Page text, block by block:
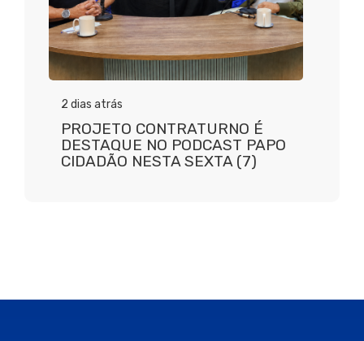
2 dias atrás
PROJETO CONTRATURNO É
DESTAQUE NO PODCAST PAPO
CIDADÃO NESTA SEXTA (7)